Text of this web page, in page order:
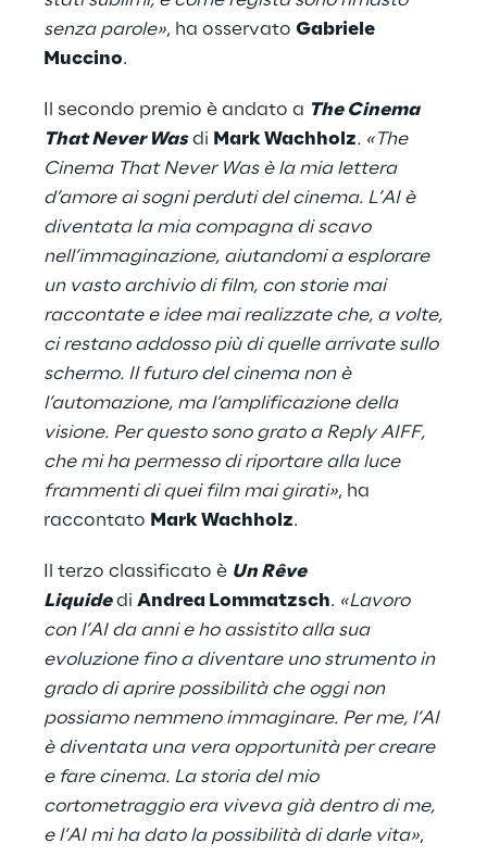
senza parole», ha osservato Gabriele
Muccino.
Il secondo premio è andato a The Cinema
That Never Wasdi Mark Wachholz. «The
Cinema That Never Was è la mia lettera
d’amore ai sogni perduti del cinema. L’AI è
diventata la mia compagna di scavo
nell’immaginazione, aiutandomi a esplorare
un vasto archivio di film, con storie mai
raccontate e idee mai realizzate che, a volte,
ci restano addosso più di quelle arrivate sullo
schermo. Il futuro del cinema non è
l’automazione, ma l’amplificazione della
visione. Per questo sono grato a Reply AIFF,
che mi ha permesso di riportare alla luce
frammenti di quei film mai girati», ha
raccontato Mark Wachholz.
Il terzo classificato è Un Rêve
Liquide di Andrea Lommatzsch. «Lavoro
con l’AI da anni e ho assistito alla sua
evoluzione fino a diventare uno strumento in
grado di aprire possibilità che oggi non
possiamo nemmeno immaginare. Per me, l’AI
è diventata una vera opportunità per creare
e fare cinema. La storia del mio
cortometraggio era viveva già dentro di me,
e l’AI mi ha dato la possibilità di darle vita»,